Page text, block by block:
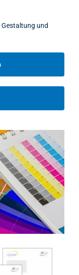
Gestaltung und